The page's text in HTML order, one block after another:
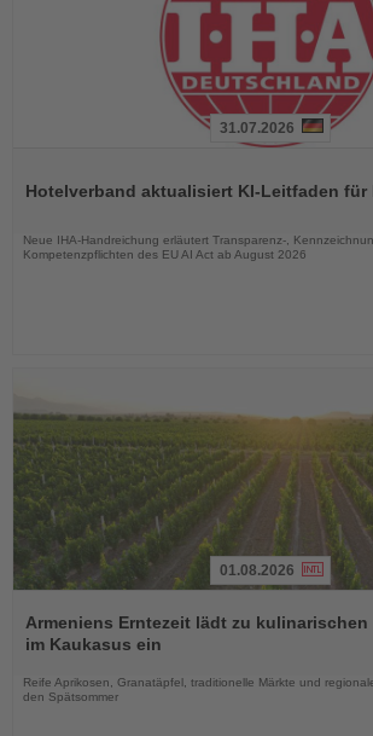
die
31.07.2026
Hotelverband aktualisiert KI-Leitfaden für
Neue IHA-Handreichung erläutert Transparenz-,
Kompetenzpflichten des EU AI Act ab August 2026
Sie
die
01.08.2026
Armeniens Erntezeit lädt zu
im Kaukasus ein
Reife Aprikosen, Granatäpfel, traditionelle Märkte und
den Spätsommer